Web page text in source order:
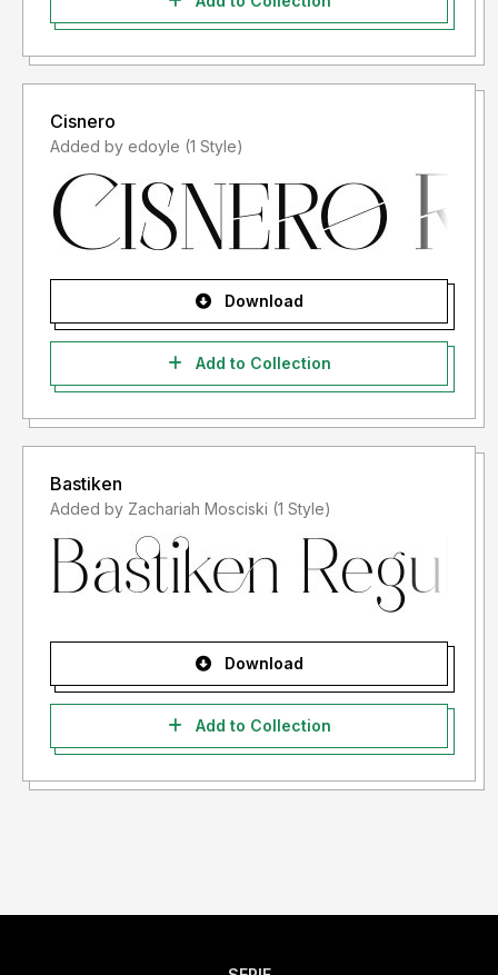
Cisnero
Added by edoyle (1 Style)
Download
Add to Collection
Bastiken
Added by Zachariah Mosciski (1 Style)
Download
Add to Collection